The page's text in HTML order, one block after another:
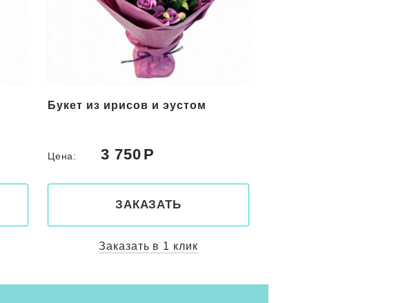
Букет ирисов "Аквамарин"
Цена: 3 750
ЗАКАЗАТЬ
Заказать в 1 клик